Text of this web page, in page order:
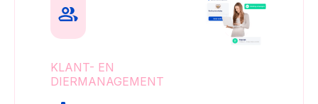
KLANT- EN
DIERMANAGEMENT